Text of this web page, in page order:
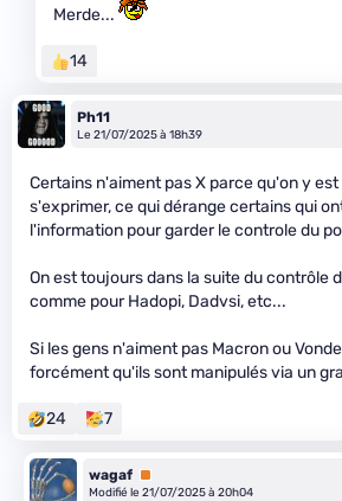
Merde...
14
Ph11
Le 21/07/2025 à 18h39
Certains n'aiment pas X parce qu'on y
s'exprimer, ce qui dérange certains qui
l'information pour garder le controle du
On est toujours dans la suite du contrôle
comme pour Hadopi, Dadvsi, etc...
Si les gens n'aiment pas Macron ou
forcément qu'ils sont manipulés via un
24 7
wagaf Premium
Modifié le 21/07/2025 à 20h04